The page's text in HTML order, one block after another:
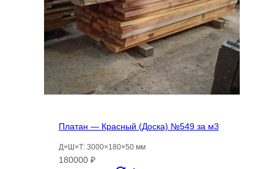
Платан — Красный (Доска) №549 за м3
Д×Ш×Т: 3000×180×50 мм
180000 ₽